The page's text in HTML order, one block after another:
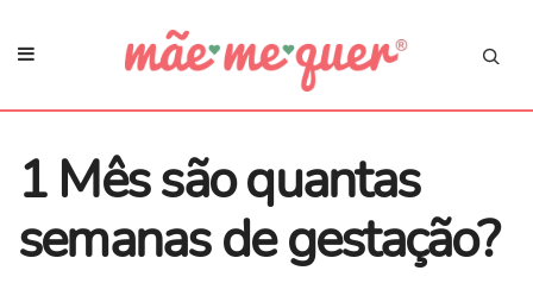
1 Mês são quantas
semanas de gestação?